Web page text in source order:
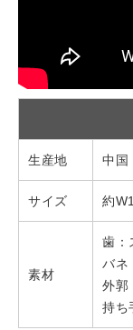
生産地 中国
サイズ 約
素材
歯：
バネ
外郭
持ち